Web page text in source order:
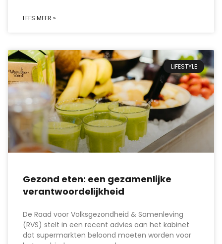
LEES MEER »
LIFESTYLE
Gezond eten: een gezamenlijke
verantwoordelijkheid
De Raad voor Volksgezondheid & Samenleving
(RVS) stelt in een recent advies aan het kabinet
dat supermarkten beloond moeten worden voor